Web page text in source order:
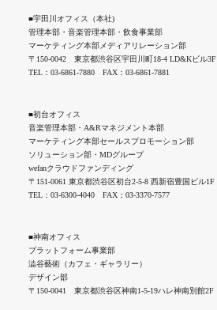
■宇田川オフィス（本社)
管理本部・音楽管理本部・飲食事業部
マーケティング本部メディアリレーション部
〒150-0042 東京都渋谷区宇田川町18-4 LD&Kビル3F
TEL：03-6861-7880 FAX：03-6861-7881
■初台オフィス
音楽管理本部・A&Rマネジメント本部
マーケティング本部セールスプロモーション部
ソリューション部・MDグループ
wefanクラウドファンディング
〒151-0061 東京都渋谷区初台2-5-8 西新宿豊国ビル1F
TEL：03-6300-4040 FAX：03-3370-7577
■神南オフィス
プラットフォーム事業部
澁谷藝術（カフェ・ギャラリー）
デザイン部
〒150-0041 東京都渋谷区神南1-5-19ハレ神南別館2F